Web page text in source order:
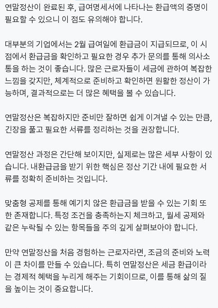
연말정산이 완료된 후, 급여명세서에 나타나는 환급액의 증명이
필요할 수 있으니 이 점도 유의해야 합니다.
대부분의 기업에서는 2월 급여일에 환급금이 지급되므로, 이 시
점에서 환급금을 확인하고 필요한 경우 추가 문의를 통해 의사소
통을 하는 것이 좋습니다. 많은 근로자들이 세금에 관하여 복잡한
느낌을 갖지만, 체계적으로 준비하고 확인하면 원활한 정산이 가
능하며, 결과적으로는 더 많은 혜택을 볼 수 있습니다.
연말정산은 복잡하지만 준비만 잘하면 쉽게 이겨낼 수 있는 만큼,
긴장을 풀고 필요한 서류를 정리하는 것을 권장합니다.
연말정산 과정은 간단해 보이지만, 실제로는 많은 세부 사항이 있
습니다. 내환급금을 받기 위한 핵심은 정산 기간 내에 필요한 서
류를 정확히 준비하는 것입니다.
맞춤형 공제를 통해 예기치 않은 환급금을 받을 수 있는 기회 또
한 존재합니다. 특정 조건을 충족하는지 체크하고, 월세 공제와
같은 누락될 수 있는 항목들을 주의 깊게 살펴보아야 합니다.
만약 연말정산을 처음 경험하는 근로자라면, 조금의 준비와 노력
이 큰 차이를 만들 수 있습니다. 특히 연말정산은 세금 환급이라
는 경제적 혜택을 누리게 해주는 기회이므로, 이를 통해 삶의 질
을 높이는 것이 중요합니다.